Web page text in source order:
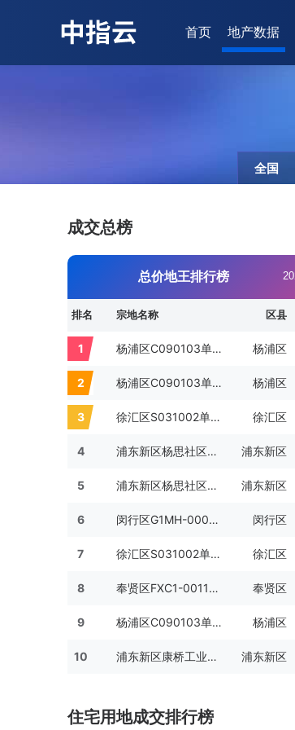
首页 地产数据
全国
成交总榜
总价地王排行榜
排名 宗地名称 区县
1 杨浦区C090103单元03A2-02地块 杨浦区
2 杨浦区C090103单元03A1-05地块 杨浦区
3 徐汇区S031002单元N06-38地块 徐汇区
4 浦东新区杨思社区Z000602单元21Ab-01地块、经三路地上E、F地块及地下空间C地块、21Ca-01地块地下空间、经一路地下空间D地块 浦东新区
5 浦东新区杨思社区Z000602单元21Aa-04地块 浦东新区
6 闵行区G1MH-0001单元III-T01-F01-02A地块 闵行区
7 徐汇区S031002单元N06-39地块 徐汇区
8 奉贤区FXC1-0011单元C02B-06地块 奉贤区
9 杨浦区C090103单元03A2-01地块 杨浦区
10 浦东新区康桥工业区东区H06B-02地块 浦东新区
住宅用地成交排行榜